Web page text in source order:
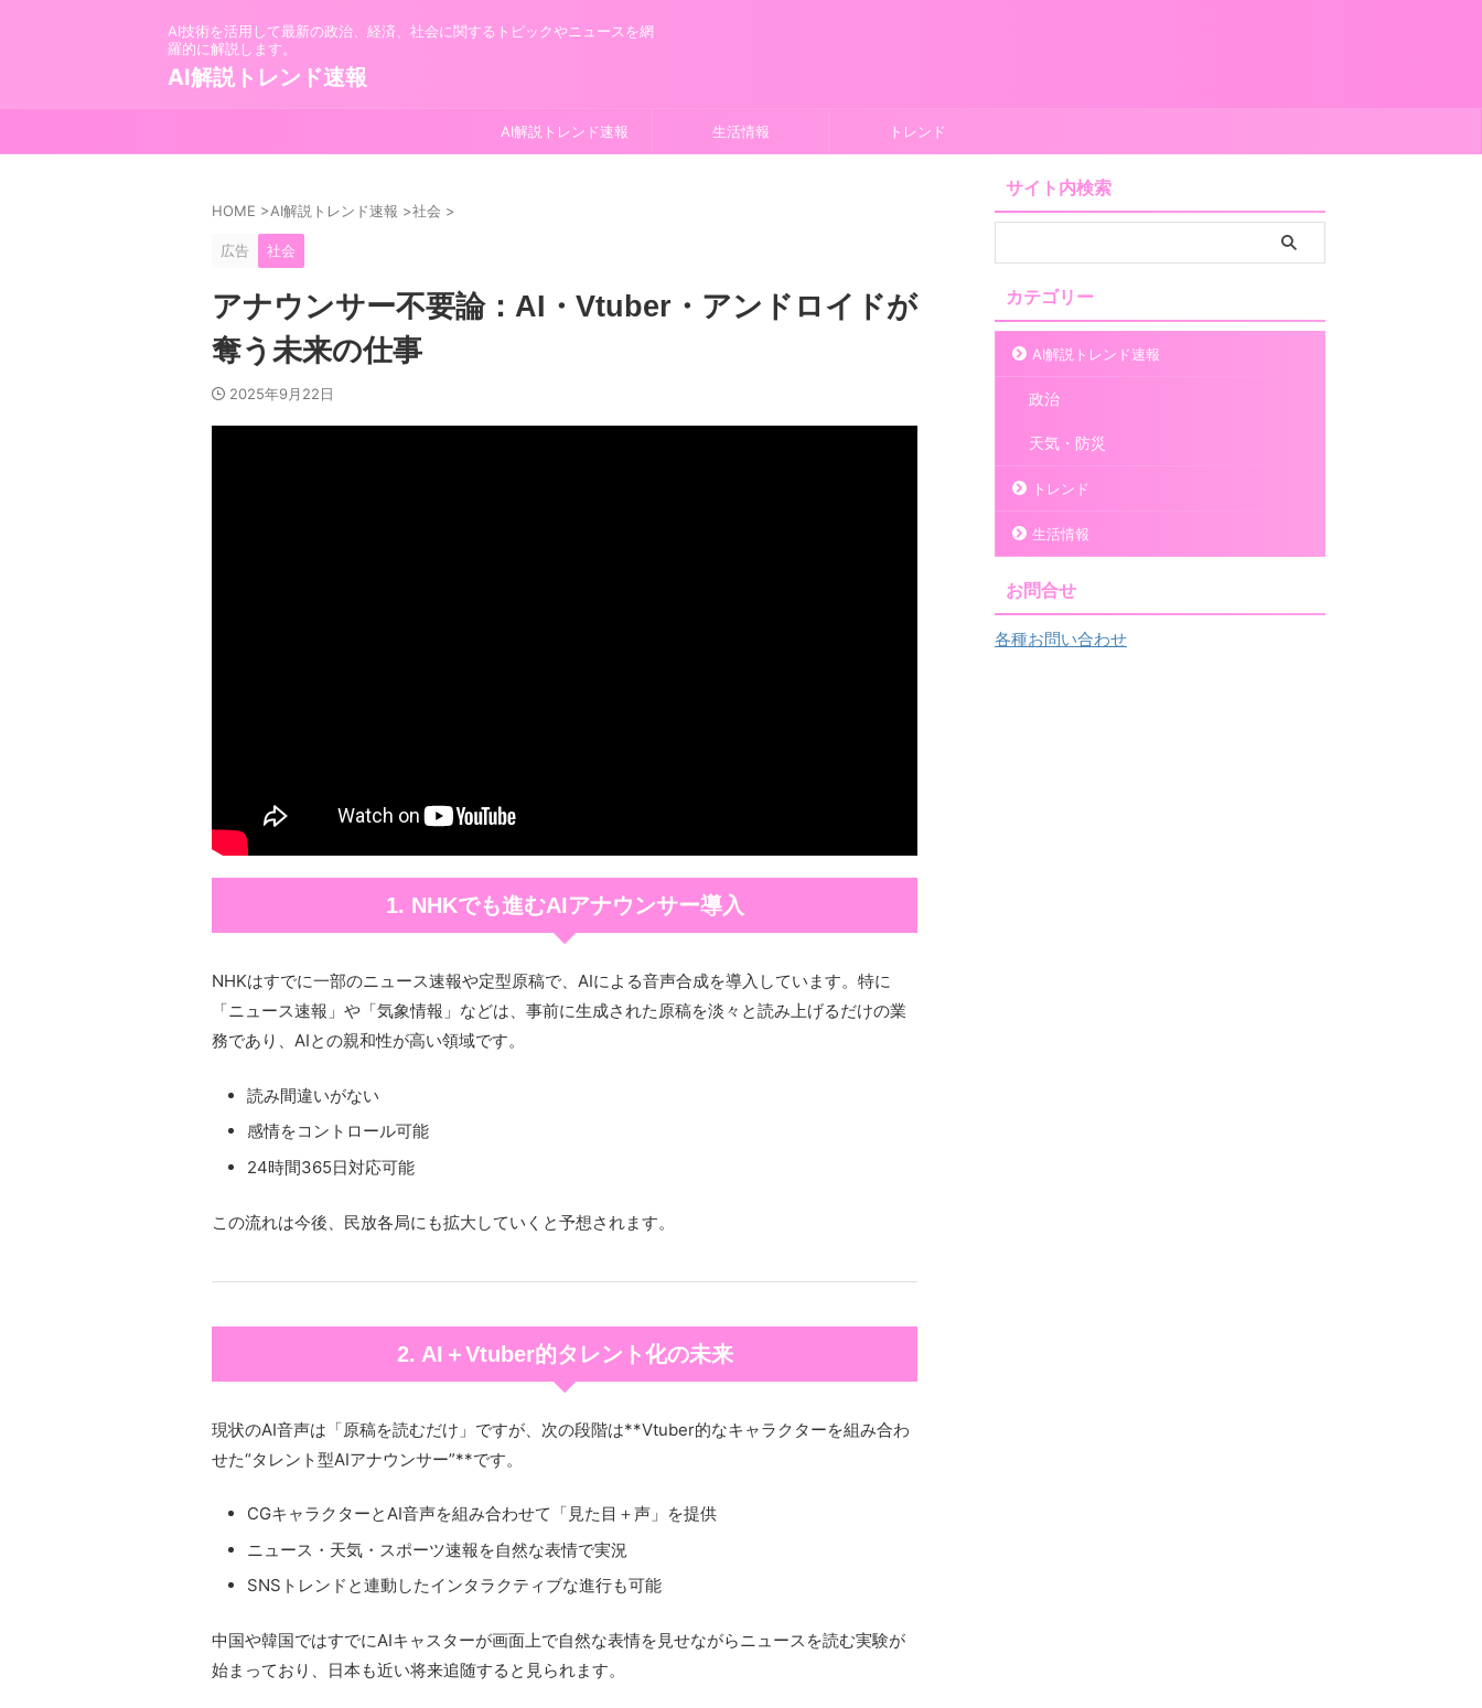
AI技術を活用して最新の政治、経済、社会に関するトピックやニュースを網
羅的に解説します。
AI解説トレンド速報
AI解説トレンド速報 生活情報 トレンド
HOME >AI解説トレンド速報 >社会 >
広告 社会
アナウンサー不要論：AI・Vtuber・アンドロイドが
奪う未来の仕事
2025年9月22日
1. NHKでも進むAIアナウンサー導入
NHKはすでに一部のニュース速報や定型原稿で、AIによる音声合成を導入しています。特に
「ニュース速報」や「気象情報」などは、事前に生成された原稿を淡々と読み上げるだけの業
務であり、AIとの親和性が高い領域です。
読み間違いがない
感情をコントロール可能
24時間365日対応可能
この流れは今後、民放各局にも拡大していくと予想されます。
2. AI＋Vtuber的タレント化の未来
現状のAI音声は「原稿を読むだけ」ですが、次の段階は**Vtuber的なキャラクターを組み合わ
せた“タレント型AIアナウンサー”**です。
CGキャラクターとAI音声を組み合わせて「見た目＋声」を提供
ニュース・天気・スポーツ速報を自然な表情で実況
SNSトレンドと連動したインタラクティブな進行も可能
中国や韓国ではすでにAIキャスターが画面上で自然な表情を見せながらニュースを読む実験が
始まっており、日本も近い将来追随すると見られます。
サイト内検索
カテゴリー
AI解説トレンド速報
政治
天気・防災
トレンド
生活情報
お問合せ
各種お問い合わせ